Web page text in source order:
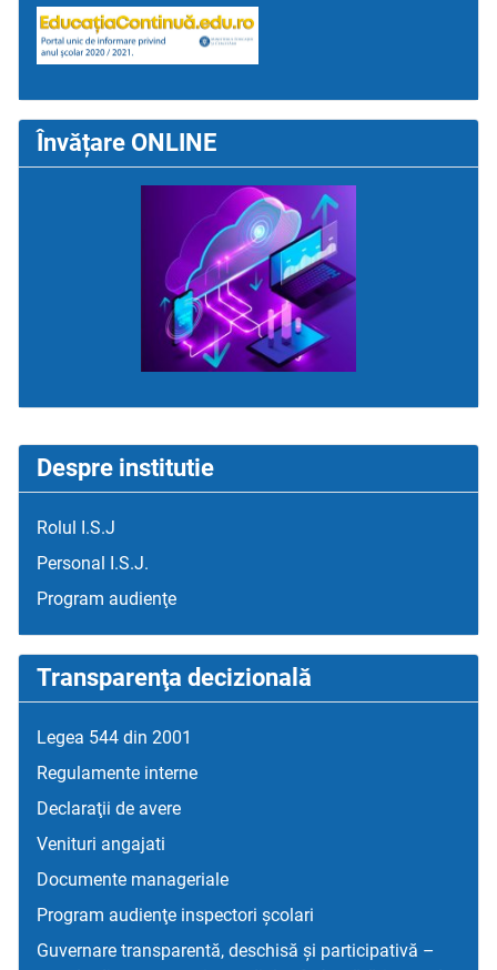
Despre institutie
Rolul I.S.J
Personal I.S.J.
Program audienţe
Transparenţa decizională
Legea 544 din 2001
Regulamente interne
Declaraţii de avere
Venituri angajati
Documente manageriale
Program audienţe inspectori școlari
Guvernare transparentă, deschisă și participativă –
Învățare ONLINE